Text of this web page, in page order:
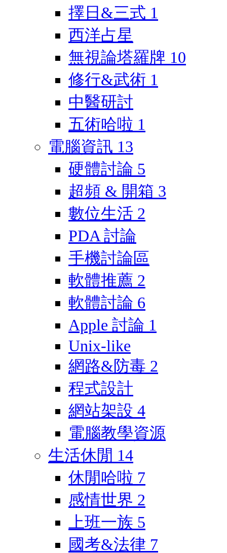
擇日&三式 1
西洋占星
無視論塔羅牌 10
修行&武術 1
中醫研討
五術哈啦 1
電腦資訊 13
硬體討論 5
超頻 & 開箱 3
數位生活 2
PDA 討論
手機討論區
軟體推薦 2
軟體討論 6
Apple 討論 1
Unix-like
網路&防毒 2
程式設計
網站架設 4
電腦教學資源
生活休閒 14
休閒哈啦 7
感情世界 2
上班一族 5
國考&法律 7